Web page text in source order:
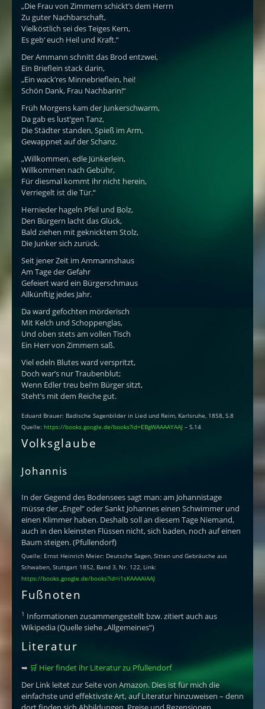
„Die Frau von Zimmern schickt’s dem Herrn
Zu guter Nachbarschaft,
Vielköstlich sei des Teiges Kern,
Es geb‘ euch Heil und Kraft.“
Der Ammann schnitt das Brod entzwei,
Ein Brieflein stack darin,
„Ein wack’res Minnebrieflein, hei!
Schön Dank, Frau Nachbarin!“
Früh Morgens kam der Junkerschwarm,
Da gab es lust’gen Tanz,
Die Städter standen, Spieß im Arm,
Gewappnet auf der Schanz.
„Willkommen, edle Jünkerlein,
Willkommen nach Gebühr,
Für diesmal kommt ihr nicht herein,
Verriegelt ist die Tür.“
Hernieder hageln Pfeil und Bolz,
Den Bürgern lacht das Glück,
Bald ziehen mit geknicktem Stolz,
Die Junker sich zurück.
Seit jener Zeit im Ammannshaus
Am Tage der Gefahr
Gefeiert ward ein Bürgerschmaus
Allkünftig jedes Jahr.
Da ward gefochten mörderisch
Mit Kelch und Schoppenglas,
Und oben stets am vollen Tisch
Ein Herr von Zimmern saß.
Viel edeln Blutes ward verspritzt,
Doch war’s nur Traubenblut;
Wenn Edler treu bei’m Bürger sitzt,
Steht’s mit dem Reiche gut.
Eduard Brauer: Badische Sagenbilder in Lied und Reim, Karlsruhe, 1858, S.8
Quelle: https://books.google.de/books?id=EBgWAAAAYAAJ – S.14
Volksglaube
Johannis
In der Gegend des Bodensees sagt man: am Johannistage
müsse der „Engel“ oder Sankt Johannes einen Schwimmer und
einen Klimmer haben. Deshalb soll an diesem Tage Niemand,
auch in den kleinsten Flüssen nicht, sich baden, noch auf einen
Baum steigen. (Pfullendorf)
Quelle: Ernst Heinrich Meier: Deutsche Sagen, Sitten und Gebräuche aus
Schwaben, Stuttgart 1852, Band 3, Nr. 122, Link:
https://books.google.de/books?id=i1sKAAAAIAAJ
Fußnoten
1 Informationen zusammengestellt bzw. zitiert auch aus
Wikipedia (Quelle siehe „Allgemeines“)
Literatur
➥ 🛒 Hier findet ihr Literatur zu Pfullendorf
Der Link leitet zur Seite von Amazon. Dies ist für mich die
einfachste und effektivste Art, auf Literatur hinzuweisen – denn